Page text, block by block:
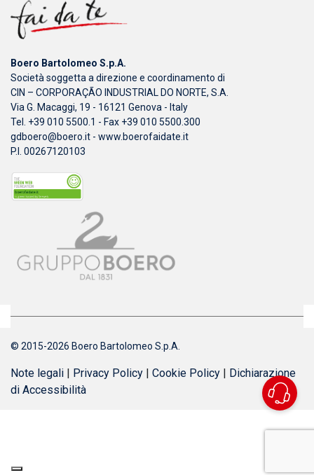
Boero Bartolomeo S.p.A.
Società soggetta a direzione e coordinamento di
CIN – CORPORAÇÃO INDUSTRIAL DO NORTE, S.A.
Via G. Macaggi, 19 - 16121 Genova - Italy
Tel. +39 010 5500.1 - Fax +39 010 5500.300
gdboero@boero.it - www.boerofaidate.it
P.I. 00267120103
© 2015-2026 Boero Bartolomeo S.p.A.
Note legali | Privacy Policy | Cookie Policy | Dichiarazione
di Accessibilità